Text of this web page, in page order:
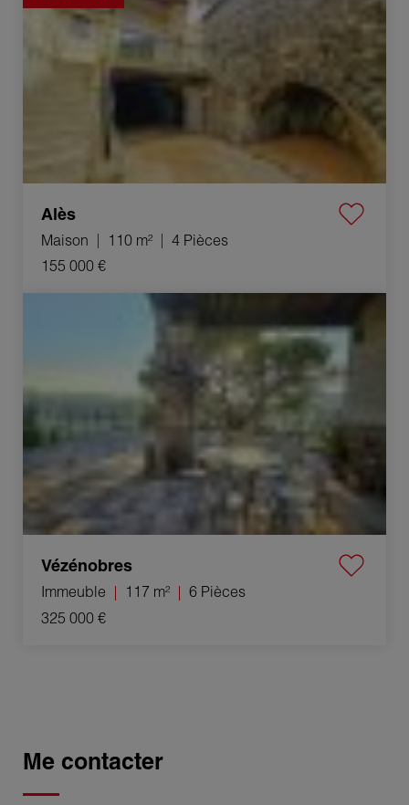
Alès
Maison 110 m²
4 Pièces
155 000 €
Vente Immeuble Vézénobres 6 Pièces 117 m²
Vézénobres
Immeuble 117 m²
6 Pièces
325 000 €
Me contacter